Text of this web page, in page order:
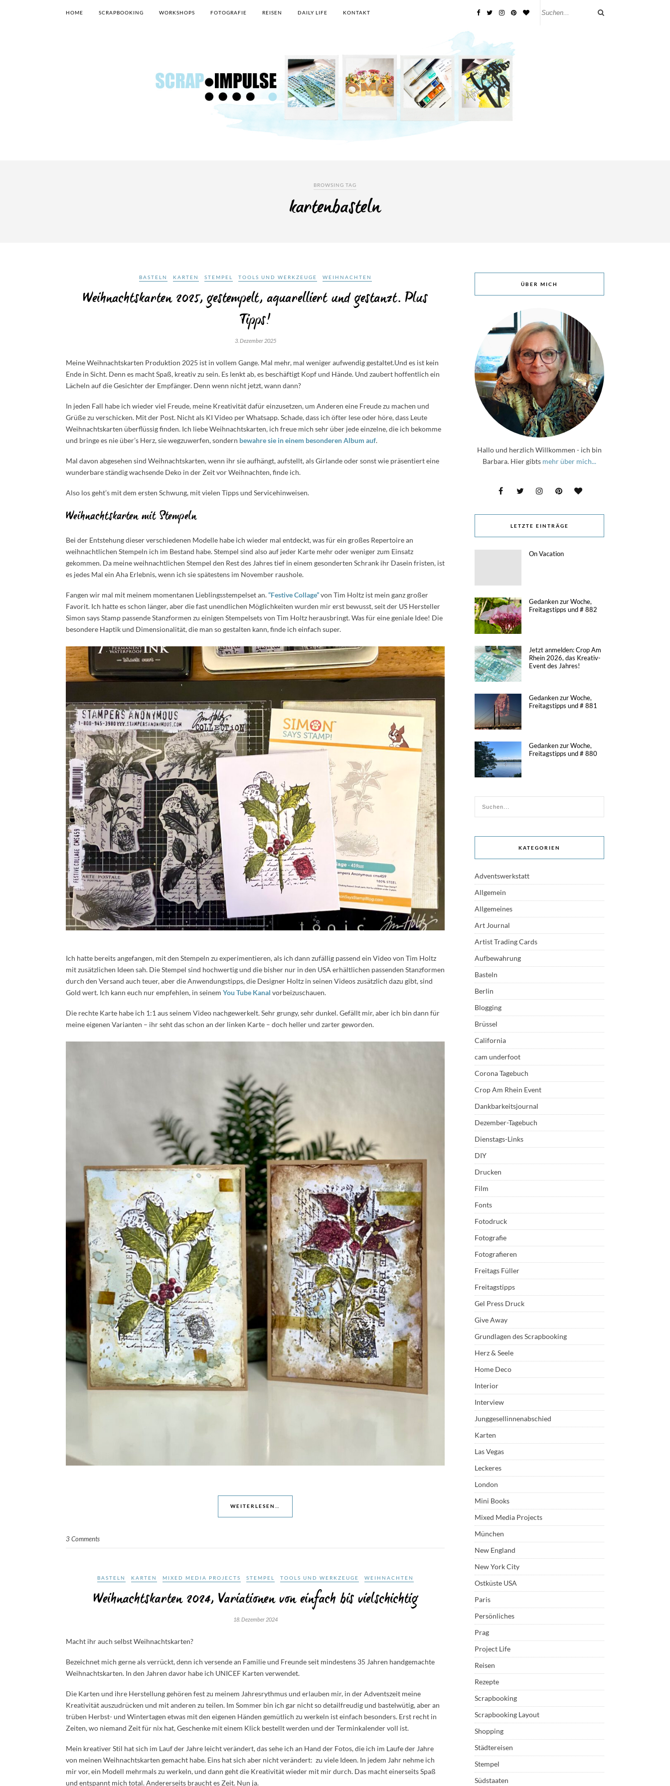
HOME SCRAPBOOKING WORKSHOPS FOTOGRAFIE REISEN DAILY LIFE KONTAKT
BROWSING TAG
kartenbasteln
BASTELN KARTEN STEMPEL TOOLS UND WERKZEUGE WEIHNACHTEN
Weihnachtskarten 2025, gestempelt, aquarelliert und gestanzt. Plus
Tipps!
3. Dezember 2025
Meine Weihnachtskarten Produktion 2025 ist in vollem Gange. Mal mehr, mal weniger aufwendig gestaltet.Und es ist kein
Ende in Sicht. Denn es macht Spaß, kreativ zu sein. Es lenkt ab, es beschäftigt Kopf und Hände. Und zaubert hoffentlich ein
Lächeln auf die Gesichter der Empfänger. Denn wenn nicht jetzt, wann dann?
In jeden Fall habe ich wieder viel Freude, meine Kreativität dafür einzusetzen, um Anderen eine Freude zu machen und
Grüße zu verschicken. Mit der Post. Nicht als KI Video per Whatsapp. Schade, dass ich öfter lese oder höre, dass Leute
Weihnachtskarten überflüssig finden. Ich liebe Weihnachtskarten, ich freue mich sehr über jede einzelne, die ich bekomme
und bringe es nie über’s Herz, sie wegzuwerfen, sondern bewahre sie in einem besonderen Album auf.
Mal davon abgesehen sind Weihnachtskarten, wenn ihr sie aufhängt, aufstellt, als Girlande oder sonst wie präsentiert eine
wunderbare ständig wachsende Deko in der Zeit vor Weihnachten, finde ich.
Also los geht’s mit dem ersten Schwung, mit vielen Tipps und Servicehinweisen.
Weihnachtskarten mit Stempeln
Bei der Entstehung dieser verschiedenen Modelle habe ich wieder mal entdeckt, was für ein großes Repertoire an
weihnachtlichen Stempeln ich im Bestand habe. Stempel sind also auf jeder Karte mehr oder weniger zum Einsatz
gekommen. Da meine weihnachtlichen Stempel den Rest des Jahres tief in einem gesonderten Schrank ihr Dasein fristen, ist
es jedes Mal ein Aha Erlebnis, wenn ich sie spätestens im November raushole.
Fangen wir mal mit meinem momentanen Lieblingsstempelset an.“Festive Collage”von Tim Holtz ist mein ganz großer
Favorit. Ich hatte es schon länger, aber die fast unendlichen Möglichkeiten wurden mir erst bewusst, seit der US Hersteller
Simon says Stamp passende Stanzformen zu einigen Stempelsets von Tim Holtz herausbringt. Was für eine geniale Idee! Die
besondere Haptik und Dimensionalität, die man so gestalten kann, finde ich einfach super.
Ich hatte bereits angefangen, mit den Stempeln zu experimentieren, als ich dann zufällig passend ein Video von Tim Holtz
mit zusätzlichen Ideen sah. Die Stempel sind hochwertig und die bisher nur in den USA erhältlichen passenden Stanzformen
durch den Versand auch teuer, aber die Anwendungstipps, die Designer Holtz in seinen Videos zusätzlich dazu gibt, sind
Gold wert. Ich kann euch nur empfehlen, in seinem You Tube Kanal vorbeizuschauen.
Die rechte Karte habe ich 1:1 aus seinem Video nachgewerkelt. Sehr grungy, sehr dunkel. Gefällt mir, aber ich bin dann für
meine eigenen Varianten – ihr seht das schon an der linken Karte – doch heller und zarter geworden.
WEITERLESEN…
3 Comments
BASTELN KARTEN MIXED MEDIA PROJECTS STEMPEL TOOLS UND WERKZEUGE WEIHNACHTEN
Weihnachtskarten 2024, Variationen von einfach bis vielschichtig
18. Dezember 2024
Macht ihr auch selbst Weihnachtskarten?
Bezeichnet mich gerne als verrückt, denn ich versende an Familie und Freunde seit mindestens 35 Jahren handgemachte
Weihnachtskarten. In den Jahren davor habe ich UNICEF Karten verwendet.
Die Karten und ihre Herstellung gehören fest zu meinem Jahresrythmus und erlauben mir, in der Adventszeit meine
Kreativität auszudrücken und mit anderen zu teilen. Im Sommer bin ich gar nicht so detailfreudig und bastelwütig, aber an
trüben Herbst- und Wintertagen etwas mit den eigenen Händen gemütlich zu werkeln ist einfach besonders. Erst recht in
Zeiten, wo niemand Zeit für nix hat, Geschenke mit einem Klick bestellt werden und der Terminkalender voll ist.
Mein kreativer Stil hat sich im Lauf der Jahre leicht verändert, das sehe ich an Hand der Fotos, die ich im Laufe der Jahre
von meinen Weihnachtskarten gemacht habe. Eins hat sich aber nicht verändert: zu viele Ideen. In jedem Jahr nehme ich
mir vor, ein Modell mehrmals zu werkeln, und dann geht die Kreativität wieder mit mir durch. Das macht einerseits Spaß
und entspannt mich total. Andererseits braucht es Zeit. Nun ja.
ÜBER MICH
Hallo und herzlich Willkommen - ich bin
Barbara. Hier gibts mehr über mich...
LETZTE EINTRÄGE
On Vacation
Gedanken zur Woche,
Freitagstipps und # 882
Jetzt anmelden: Crop Am
Rhein 2026, das Kreativ-
Event des Jahres!
Gedanken zur Woche,
Freitagstipps und # 881
Gedanken zur Woche,
Freitagstipps und # 880
KATEGORIEN
Adventswerkstatt
Allgemein
Allgemeines
Art Journal
Artist Trading Cards
Aufbewahrung
Basteln
Berlin
Blogging
Brüssel
California
cam underfoot
Corona Tagebuch
Crop Am Rhein Event
Dankbarkeitsjournal
Dezember-Tagebuch
Dienstags-Links
DIY
Drucken
Film
Fonts
Fotodruck
Fotografie
Fotografieren
Freitags Füller
Freitagstipps
Gel Press Druck
Give Away
Grundlagen des Scrapbooking
Herz & Seele
Home Deco
Interior
Interview
Junggesellinnenabschied
Karten
Las Vegas
Leckeres
London
Mini Books
Mixed Media Projects
München
New England
New York City
Ostküste USA
Paris
Persönliches
Prag
Project Life
Reisen
Rezepte
Scrapbooking
Scrapbooking Layout
Shopping
Städtereisen
Stempel
Südstaaten